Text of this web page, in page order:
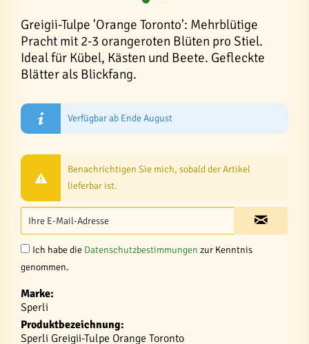
Greigii-Tulpe 'Orange Toronto': Mehrblütige
Pracht mit 2-3 orangeroten Blüten pro Stiel.
Ideal für Kübel, Kästen und Beete. Gefleckte
Blätter als Blickfang.
Verfügbar ab Ende August
Benachrichtigen Sie mich, sobald der Artikel
lieferbar ist.
Ich habe die Datenschutzbestimmungen zur Kenntnis
genommen.
Marke:
Sperli
Produktbezeichnung:
Sperli Greigii-Tulpe Orange Toronto